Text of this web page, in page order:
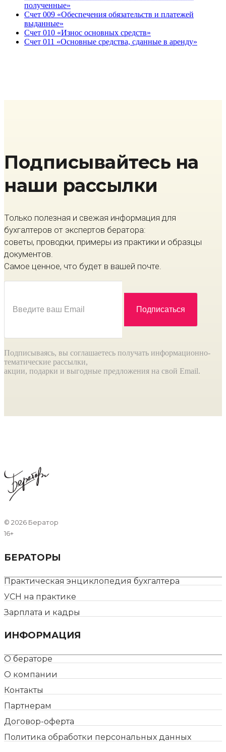
полученные»
Счет 009 «Обеспечения обязательств и платежей
выданные»
Счет 010 «Износ основных средств»
Счет 011 «Основные средства, сданные в аренду»
Подписывайтесь на
наши рассылки
Только полезная и свежая информация для
бухгалтеров от экспертов бератора:
советы, проводки, примеры из практики и образцы
документов.
Самое ценное, что будет в вашей почте.
Подписываясь, вы соглашаетесь получать информационно-
тематические рассылки,
акции, подарки и выгодные предложения на свой Email.
© 2026 Бератор
16+
БЕРАТОРЫ
Практическая энциклопедия бухгалтера
УСН на практике
Зарплата и кадры
ИНФОРМАЦИЯ
О бераторе
О компании
Контакты
Партнерам
Договор-оферта
Политика обработки персональных данных